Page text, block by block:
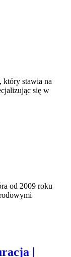
który stawia na
się w
od 2009 roku
|